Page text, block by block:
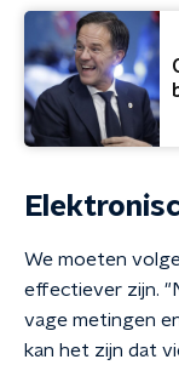
We moeten
effectiever zijn.
vage metingen
kan het zijn dat